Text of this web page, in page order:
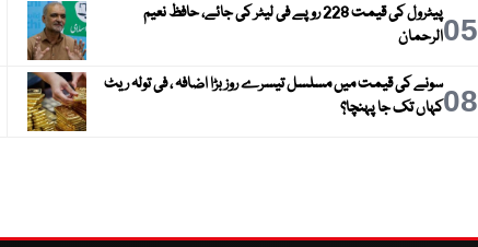
05
پیٹرول کی قیمت 228 روپے فی لیٹر کی جائے، حافظ نعیم
الرحمان
08سونے کی قیمت میں مسلسل تیسرے روز بڑا اضافہ ، فی تولہ ریٹ
کہاں تک جا پہنچا؟